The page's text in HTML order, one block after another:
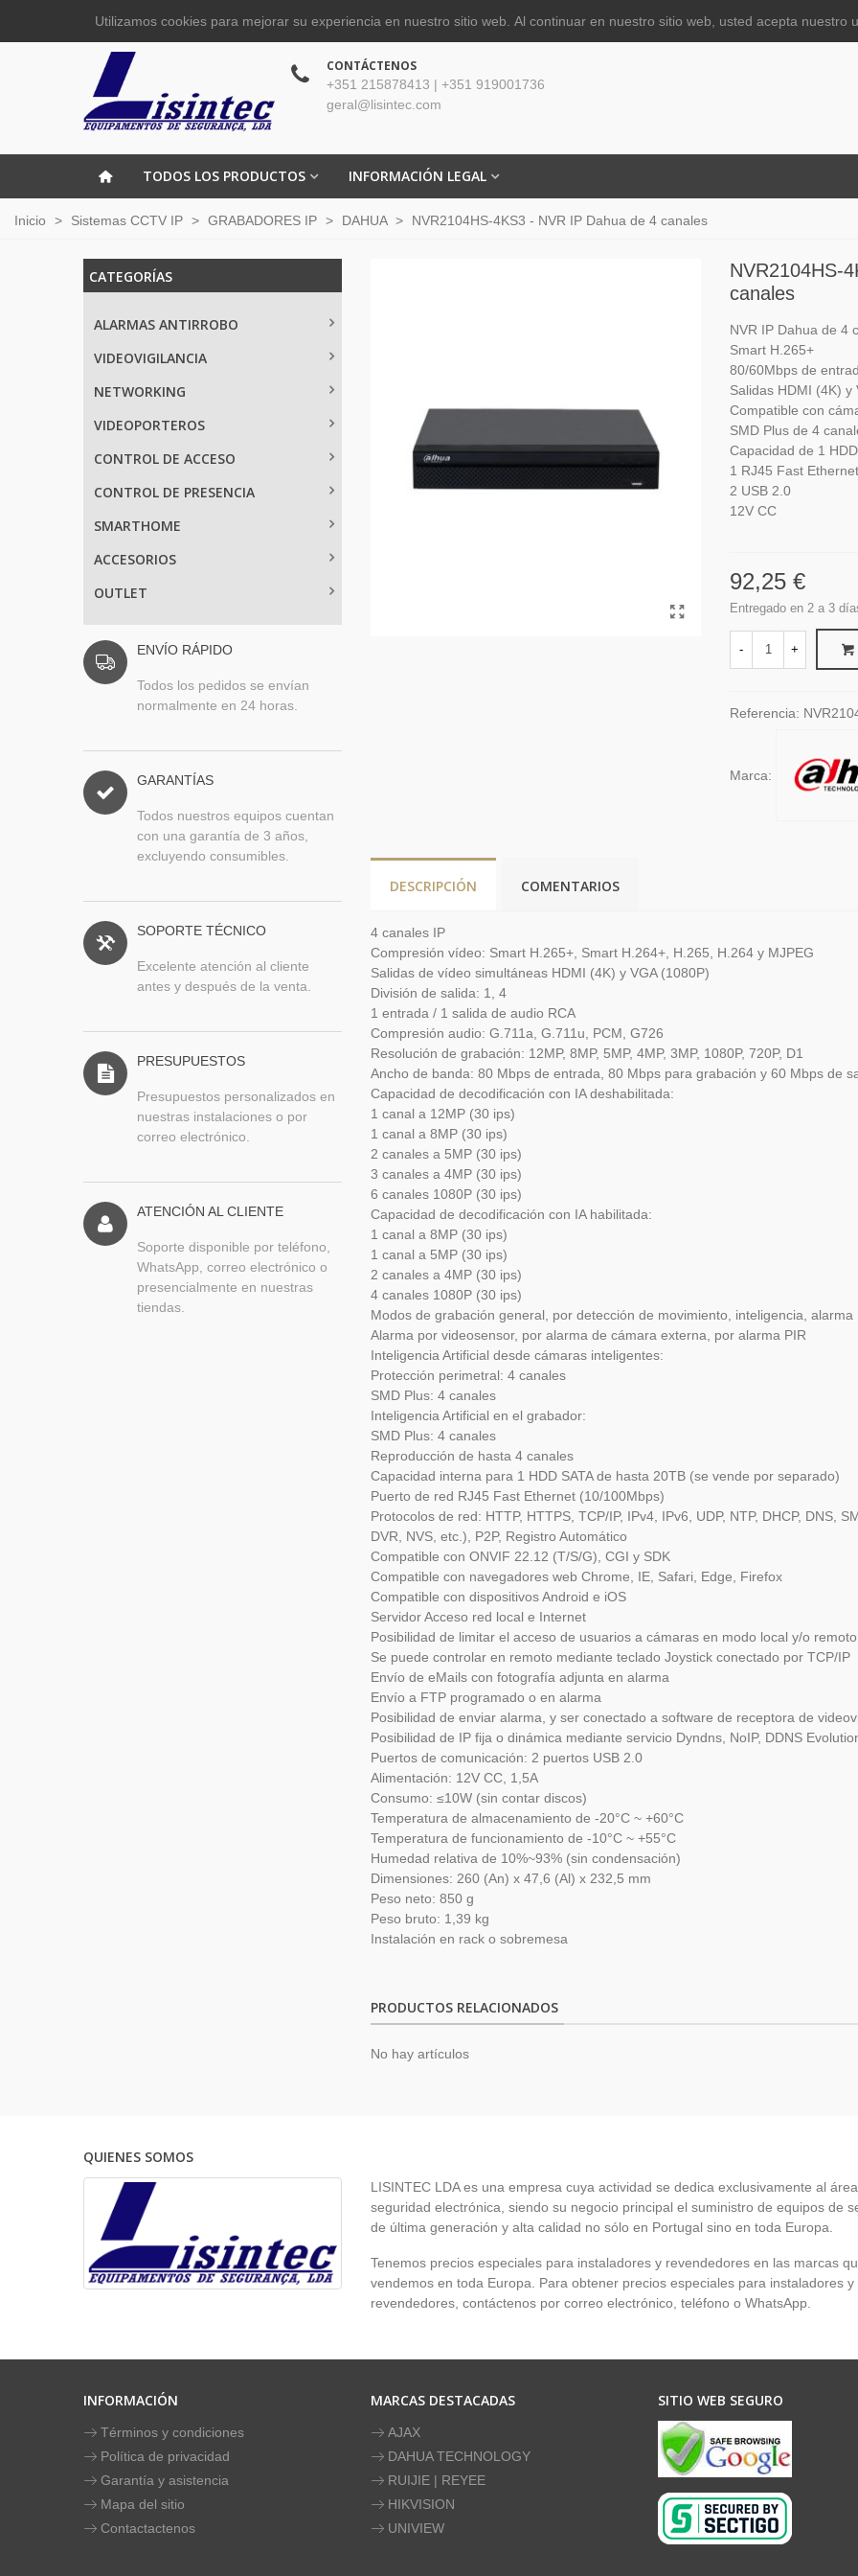
CONTÁCTENOS
+351 215878413 | +351 919001736
geral@lisintec.com
TODOS LOS PRODUCTOS INFORMACIÓN LEGAL
Inicio > Sistemas CCTV IP > GRABADORES IP > DAHUA > NVR2104HS-4KS3 - NVR IP Dahua de 4 canales
CATEGORÍAS
ALARMAS ANTIRROBO
VIDEOVIGILANCIA
NETWORKING
VIDEOPORTEROS
CONTROL DE ACCESO
CONTROL DE PRESENCIA
SMARTHOME
ACCESORIOS
OUTLET
ENVÍO RÁPIDO
Todos los pedidos se envían
normalmente en 24 horas.
GARANTÍAS
Todos nuestros equipos cuentan
con una garantía de 3 años,
excluyendo consumibles.
SOPORTE TÉCNICO
Excelente atención al cliente
antes y después de la venta.
PRESUPUESTOS
Presupuestos personalizados en
nuestras instalaciones o por
correo electrónico.
ATENCIÓN AL CLIENTE
Soporte disponible por teléfono,
WhatsApp, correo electrónico o
presencialmente en nuestras
tiendas.
NVR2104HS-
canales
NVR IP Dahua de 4
Smart H.265+
80/60Mbps de
Salidas HDMI (4K) y
Compatible con
SMD Plus de 4
Capacidad de 1
1 RJ45 Fast Ethernet
2 USB 2.0
12V CC
92,25 €
Entregado en 2 a 3
- +
Referencia:
Marca:
DESCRIPCIÓN COMENTARIOS
4 canales IP
Compresión vídeo: Smart H.265+, Smart H.264+, H.265, H.264 y MJPEG
Salidas de vídeo simultáneas HDMI (4K) y VGA (1080P)
División de salida: 1, 4
1 entrada / 1 salida de audio RCA
Compresión audio: G.711a, G.711u, PCM, G726
Resolución de grabación: 12MP, 8MP, 5MP, 4MP, 3MP, 1080P, 720P, D1
Ancho de banda: 80 Mbps de entrada, 80 Mbps para grabación y 60 Mbps de
Capacidad de decodificación con IA deshabilitada:
1 canal a 12MP (30 ips)
1 canal a 8MP (30 ips)
2 canales a 5MP (30 ips)
3 canales a 4MP (30 ips)
6 canales 1080P (30 ips)
Capacidad de decodificación con IA habilitada:
1 canal a 8MP (30 ips)
1 canal a 5MP (30 ips)
2 canales a 4MP (30 ips)
4 canales 1080P (30 ips)
Modos de grabación general, por detección de movimiento, inteligencia, alarma
Alarma por videosensor, por alarma de cámara externa, por alarma PIR
Inteligencia Artificial desde cámaras inteligentes:
Protección perimetral: 4 canales
SMD Plus: 4 canales
Inteligencia Artificial en el grabador:
SMD Plus: 4 canales
Reproducción de hasta 4 canales
Capacidad interna para 1 HDD SATA de hasta 20TB (se vende por separado)
Puerto de red RJ45 Fast Ethernet (10/100Mbps)
Protocolos de red: HTTP, HTTPS, TCP/IP, IPv4, IPv6, UDP, NTP, DHCP, DNS,
DVR, NVS, etc.), P2P, Registro Automático
Compatible con ONVIF 22.12 (T/S/G), CGI y SDK
Compatible con navegadores web Chrome, IE, Safari, Edge, Firefox
Compatible con dispositivos Android e iOS
Servidor Acceso red local e Internet
Posibilidad de limitar el acceso de usuarios a cámaras en modo local y/o remoto
Se puede controlar en remoto mediante teclado Joystick conectado por TCP/IP
Envío de eMails con fotografía adjunta en alarma
Envío a FTP programado o en alarma
Posibilidad de enviar alarma, y ser conectado a software de receptora de
Posibilidad de IP fija o dinámica mediante servicio Dyndns, NoIP, DDNS
Puertos de comunicación: 2 puertos USB 2.0
Alimentación: 12V CC, 1,5A
Consumo: ≤10W (sin contar discos)
Temperatura de almacenamiento de -20°C ~ +60°C
Temperatura de funcionamiento de -10°C ~ +55°C
Humedad relativa de 10%~93% (sin condensación)
Dimensiones: 260 (An) x 47,6 (Al) x 232,5 mm
Peso neto: 850 g
Peso bruto: 1,39 kg
Instalación en rack o sobremesa
PRODUCTOS RELACIONADOS
No hay artículos
QUIENES SOMOS
LISINTEC LDA es una empresa cuya actividad se dedica exclusivamente al
seguridad electrónica, siendo su negocio principal el suministro de equipos de
de última generación y alta calidad no sólo en Portugal sino en toda Europa.
Tenemos precios especiales para instaladores y revendedores en las marcas
vendemos en toda Europa. Para obtener precios especiales para instaladores y
revendedores, contáctenos por correo electrónico, teléfono o WhatsApp.
INFORMACIÓN
Términos y condiciones
Política de privacidad
Garantía y asistencia
Mapa del sitio
Contactactenos
MARCAS DESTACADAS
AJAX
DAHUA TECHNOLOGY
RUIJIE | REYEE
HIKVISION
UNIVIEW
SITIO WEB SEGURO
Utilizamos cookies para mejorar su experiencia en nuestro sitio web. Al continuar en nuestro sitio web, usted acepta nuestro